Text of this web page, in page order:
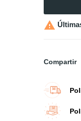

Compartir